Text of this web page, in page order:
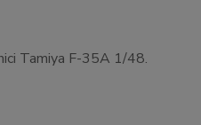
Tamiya F-35A 1/48.